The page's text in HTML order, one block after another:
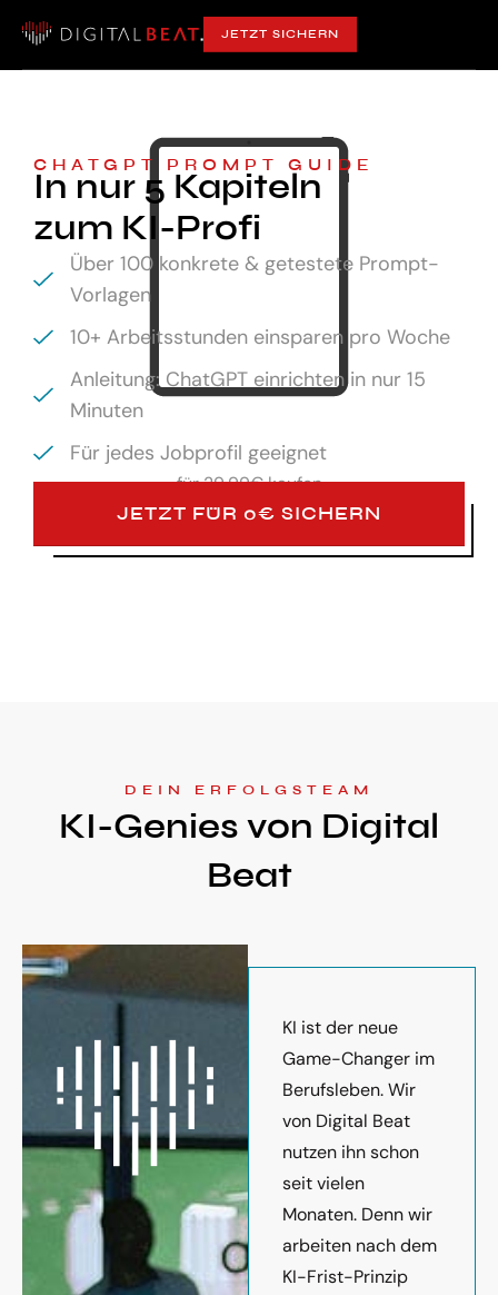
JETZT SICHERN
CHATGPT PROMPT GUIDE
In nur 5 Kapiteln
zum KI-Profi
Über 100 konkrete & getestete Prompt-
Vorlagen
10+ Arbeitsstunden einsparen pro Woche
Anleitung: ChatGPT einrichten in nur 15
Minuten
Für jedes Jobprofil geeignet
für29,99€ kaufen
JETZT FÜR 0€ SICHERN
DEIN ERFOLGSTEAM
KI-Genies von Digital
Beat
KI ist der neue
Game-Changer im
Berufsleben. Wir
von Digital Beat
nutzen ihn schon
seit vielen
Monaten. Denn wir
arbeiten nach dem
KI-Frist-Prinzip